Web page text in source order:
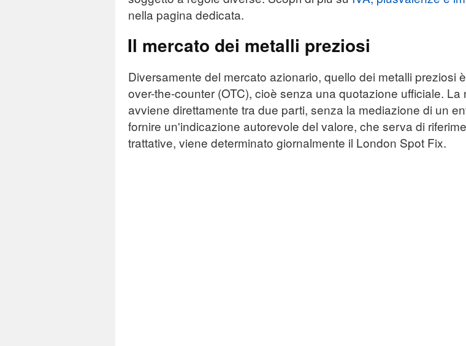
nella pagina dedicata.
Il mercato dei metalli preziosi
Diversamente del mercato azionario, quello dei metalli preziosi
over-the-counter (OTC), cioè senza una quotazione ufficiale. La
avviene direttamente tra due parti, senza la mediazione di un
fornire un'indicazione autorevole del valore, che serva di
trattative, viene determinato giornalmente il London Spot Fix.